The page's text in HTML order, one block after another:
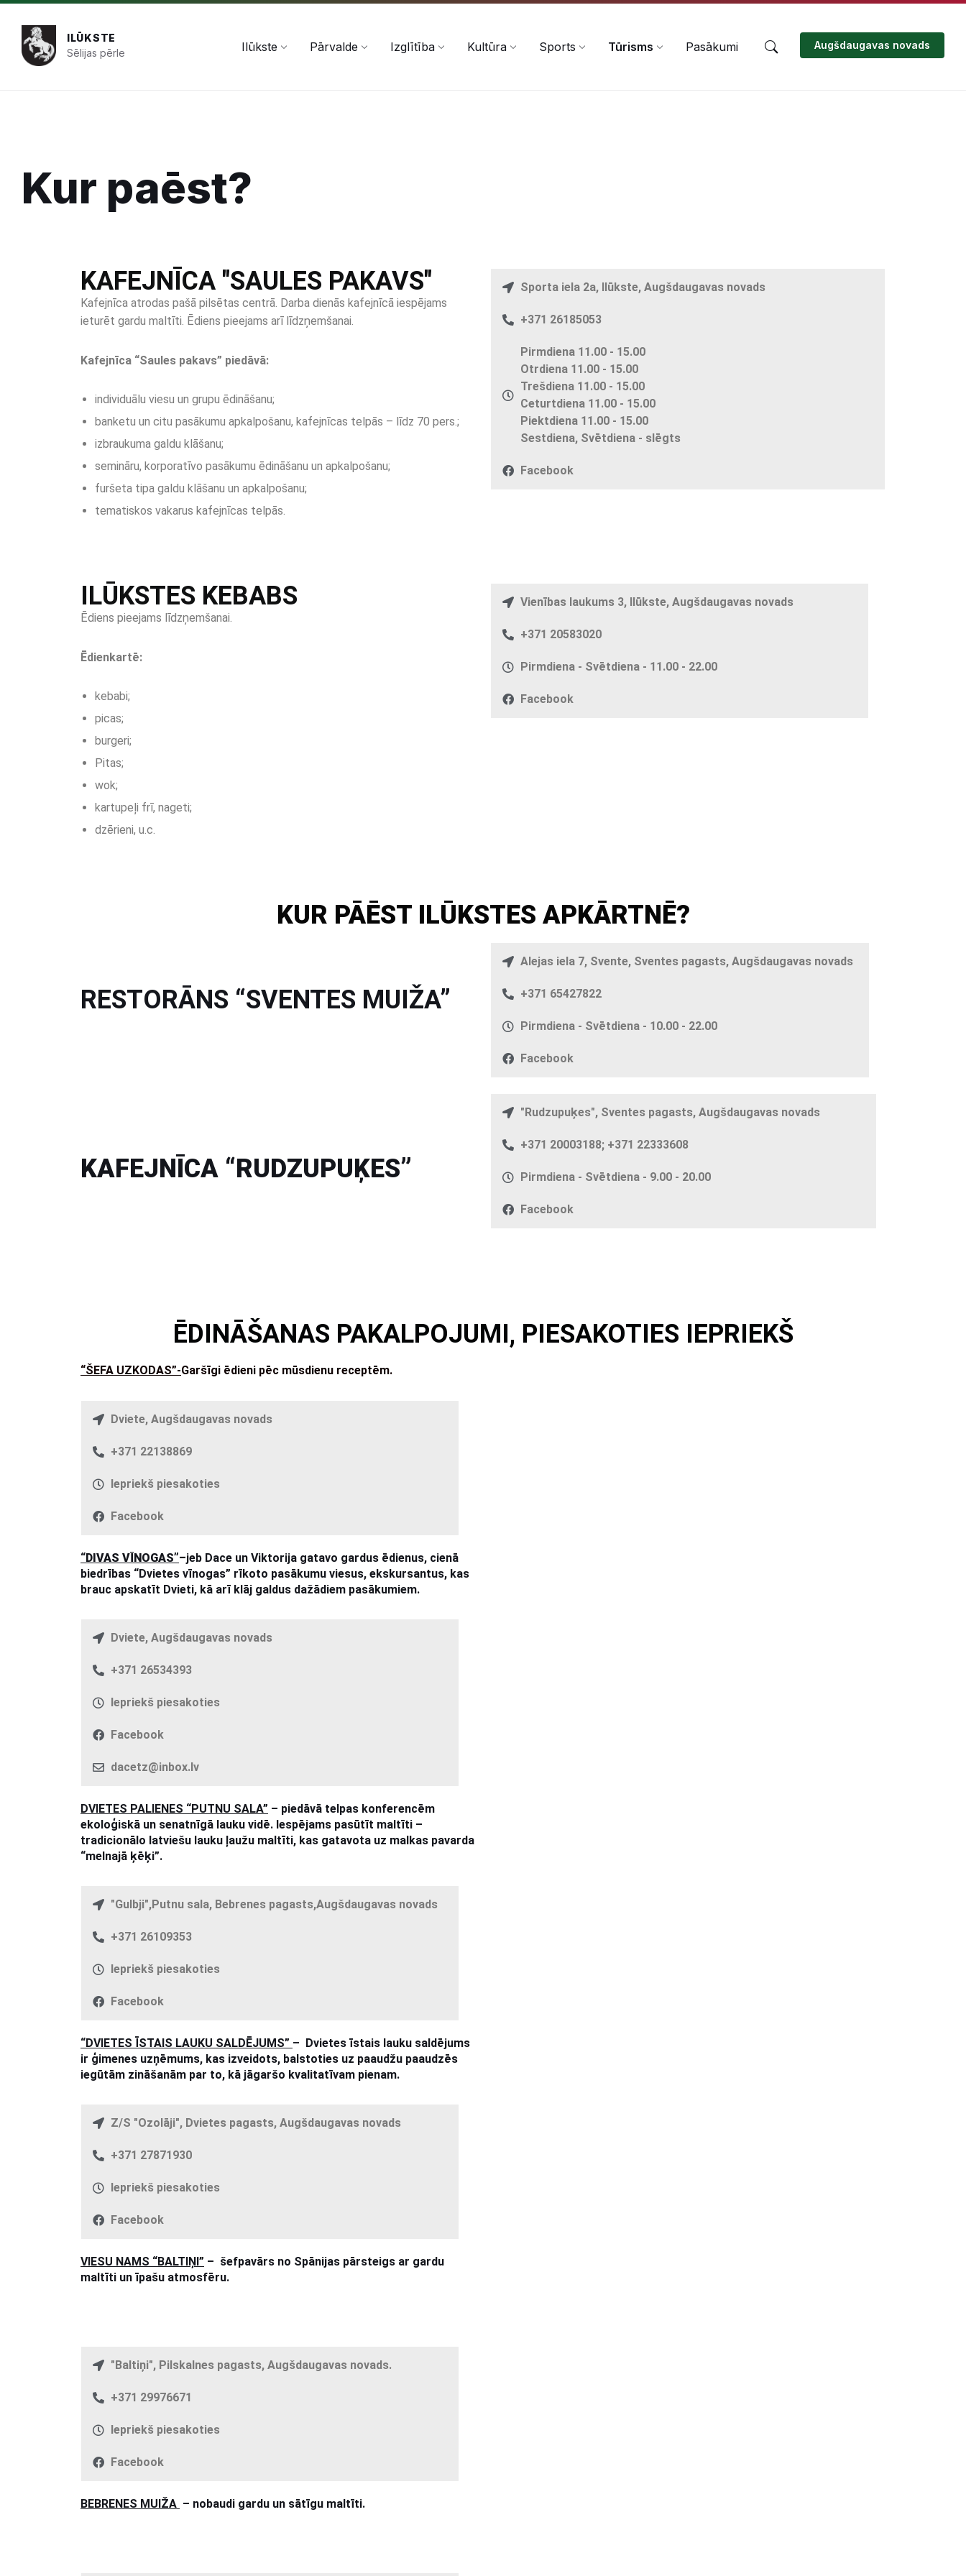
ILŪKSTE
Sēlijas pērle
Ilūkste Pārvalde Izglītība Kultūra Sports Tūrisms Pasākumi Augšdaugavas novads
Kur paēst?
KAFEJNĪCA "SAULES PAKAVS"
Kafejnīca atrodas pašā pilsētas centrā. Darba dienās kafejnīcā iespējams
ieturēt gardu maltīti. Ēdiens pieejams arī līdzņemšanai.
Kafejnīca “Saules pakavs” piedāvā:
individuālu viesu un grupu ēdināšanu;
banketu un citu pasākumu apkalpošanu, kafejnīcas telpās – līdz 70 pers.;
izbraukuma galdu klāšanu;
semināru, korporatīvo pasākumu ēdināšanu un apkalpošanu;
furšeta tipa galdu klāšanu un apkalpošanu;
tematiskos vakarus kafejnīcas telpās.
Sporta iela 2a, Ilūkste, Augšdaugavas novads
+371 26185053
Pirmdiena 11.00 - 15.00
Otrdiena 11.00 - 15.00
Trešdiena 11.00 - 15.00
Ceturtdiena 11.00 - 15.00
Piektdiena 11.00 - 15.00
Sestdiena, Svētdiena - slēgts
Facebook
ILŪKSTES KEBABS
Ēdiens pieejams līdzņemšanai.
Ēdienkartē:
kebabi;
picas;
burgeri;
Pitas;
wok;
kartupeļi frī, nageti;
dzērieni, u.c.
Vienības laukums 3, Ilūkste, Augšdaugavas novads
+371 20583020
Pirmdiena - Svētdiena - 11.00 - 22.00
Facebook
KUR PĀĒST ILŪKSTES APKĀRTNĒ?
RESTORĀNS “SVENTES MUIŽA”
Alejas iela 7, Svente, Sventes pagasts, Augšdaugavas novads
+371 65427822
Pirmdiena - Svētdiena - 10.00 - 22.00
Facebook
KAFEJNĪCA “RUDZUPUĶES”
"Rudzupuķes", Sventes pagasts, Augšdaugavas novads
+371 20003188; +371 22333608
Pirmdiena - Svētdiena - 9.00 - 20.00
Facebook
ĒDINĀŠANAS PAKALPOJUMI, PIESAKOTIES IEPRIEKŠ
“ŠEFA UZKODAS”-Garšīgi ēdieni pēc mūsdienu receptēm.
Dviete, Augšdaugavas novads
+371 22138869
Iepriekš piesakoties
Facebook
“DIVAS VĪNOGAS”–jeb Dace un Viktorija gatavo gardus ēdienus, cienā
biedrības “Dvietes vīnogas” rīkoto pasākumu viesus, ekskursantus, kas
brauc apskatīt Dvieti, kā arī klāj galdus dažādiem pasākumiem.
Dviete, Augšdaugavas novads
+371 26534393
Iepriekš piesakoties
Facebook
dacetz@inbox.lv
DVIETES PALIENES “PUTNU SALA” – piedāvā telpas konferencēm
ekoloģiskā un senatnīgā lauku vidē. Iespējams pasūtīt maltīti –
tradicionālo latviešu lauku ļaužu maltīti, kas gatavota uz malkas pavarda
“melnajā ķēķi”.
"Gulbji",Putnu sala, Bebrenes pagasts,Augšdaugavas novads
+371 26109353
Iepriekš piesakoties
Facebook
“DVIETES ĪSTAIS LAUKU SALDĒJUMS” – Dvietes īstais lauku saldējums
ir ģimenes uzņēmums, kas izveidots, balstoties uz paaudžu paaudzēs
iegūtām zināšanām par to, kā jāgaršo kvalitatīvam pienam.
Z/S "Ozolāji", Dvietes pagasts, Augšdaugavas novads
+371 27871930
Iepriekš piesakoties
Facebook
VIESU NAMS “BALTIŅI” – šefpavārs no Spānijas pārsteigs ar gardu
maltīti un īpašu atmosfēru.
"Baltiņi", Pilskalnes pagasts, Augšdaugavas novads.
+371 29976671
Iepriekš piesakoties
Facebook
BEBRENES MUIŽA – nobaudi gardu un sātīgu maltīti.